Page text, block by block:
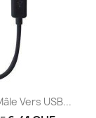
Vers USB...